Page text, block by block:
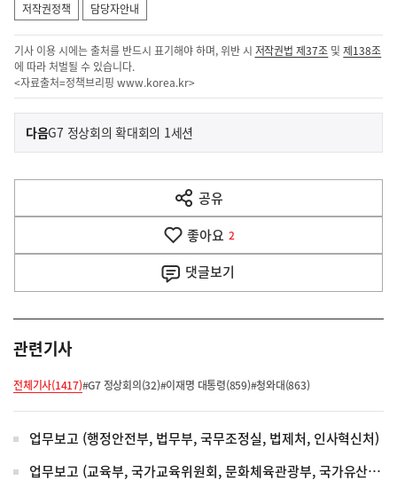
저작권정책
담당자안내
기사 이용 시에는 출처를 반드시 표기해야 하며, 위반 시 저작권법 제37조 및제138조
에 따라 처벌될 수 있습니다.
<자료출처=정책브리핑 www.korea.kr>
이
전
다
음
다음기
사
G7 정상회의 확대회의 1세션
공유
열
기
좋아요 2
댓글보기
관련기사
전체기사(1417)#G7 정상회의(32)#이재명 대통령(859)#청와대(863)
업무보고 (행정안전부, 법무부, 국무조정실, 법제처, 인사혁신처)
업무보고 (교육부, 국가교육위원회, 문화체육관광부, 국가유산청)